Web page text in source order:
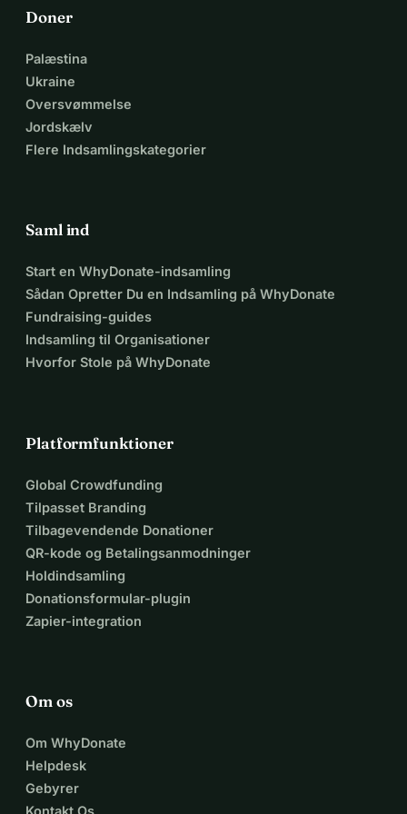
Doner
Palæstina
Ukraine
Oversvømmelse
Jordskælv
Flere Indsamlingskategorier
Saml ind
Start en WhyDonate-indsamling
Sådan Opretter Du en Indsamling på WhyDonate
Fundraising-guides
Indsamling til Organisationer
Hvorfor Stole på WhyDonate
Platformfunktioner
Global Crowdfunding
Tilpasset Branding
Tilbagevendende Donationer
QR-kode og Betalingsanmodninger
Holdindsamling
Donationsformular-plugin
Zapier-integration
Om os
Om WhyDonate
Helpdesk
Gebyrer